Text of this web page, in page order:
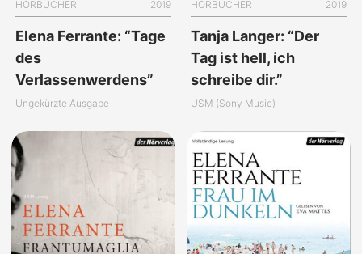
HÖRBÜCHER 2019
Elena Ferrante: “Tage
des
Verlassenwerdens”
Ungekürzte Ausgabe
HÖRBÜCHER 2019
Tanja Langer: “Der
Tag ist hell, ich
schreibe dir.”
USM (Sony Music)